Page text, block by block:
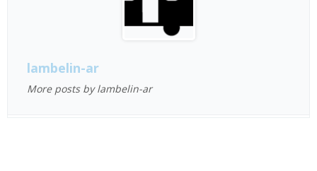
lambelin-ar
More posts by lambelin-ar